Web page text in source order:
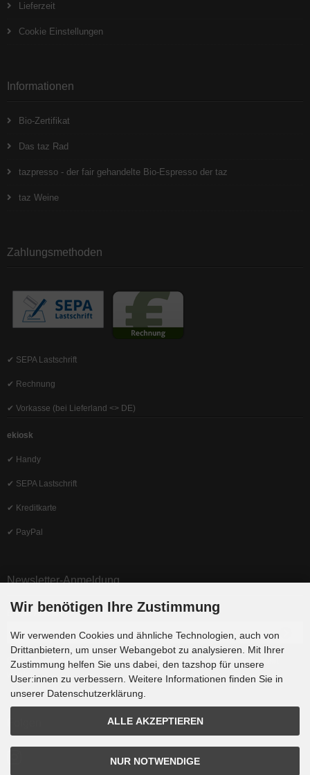
Lieferzeit
Cookie Einstellungen
Informationen
Bio-Zertifikat
Das taz Rad
tazpresso - der fair gehandelte Bio-Espresso der taz
taz Weine
Zahlungsmethoden
✔ SEPA Lastschrift
✔ Rechnung
✔ Vorkasse (bei Lieferland <> DE)
ekiosk
✔ Handy
✔ SEPA Lastschrift
✔ Kreditkarte
✔ PayPal
Newsletter-Anmeldung
E-Mail-Adresse:
Der Newsletter kann jederzeit hier oder in Ihrem Kundenkonto abbestellt
werden.
Wir benötigen Ihre Zustimmung
Wir verwenden Cookies und ähnliche Technologien, auch von
Drittanbietern, um unser Webangebot zu analysieren. Mit Ihrer
Zustimmung helfen Sie uns dabei, den tazshop für unsere
User:innen zu verbessern. Weitere Informationen finden Sie in
unserer Datenschutzerklärung.
ALLE AKZEPTIEREN
NUR NOTWENDIGE